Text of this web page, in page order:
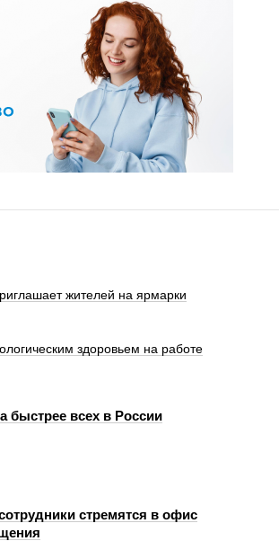
жителей на ярмарки
здоровьем на работе
быстрее всех в России
стремятся в офис